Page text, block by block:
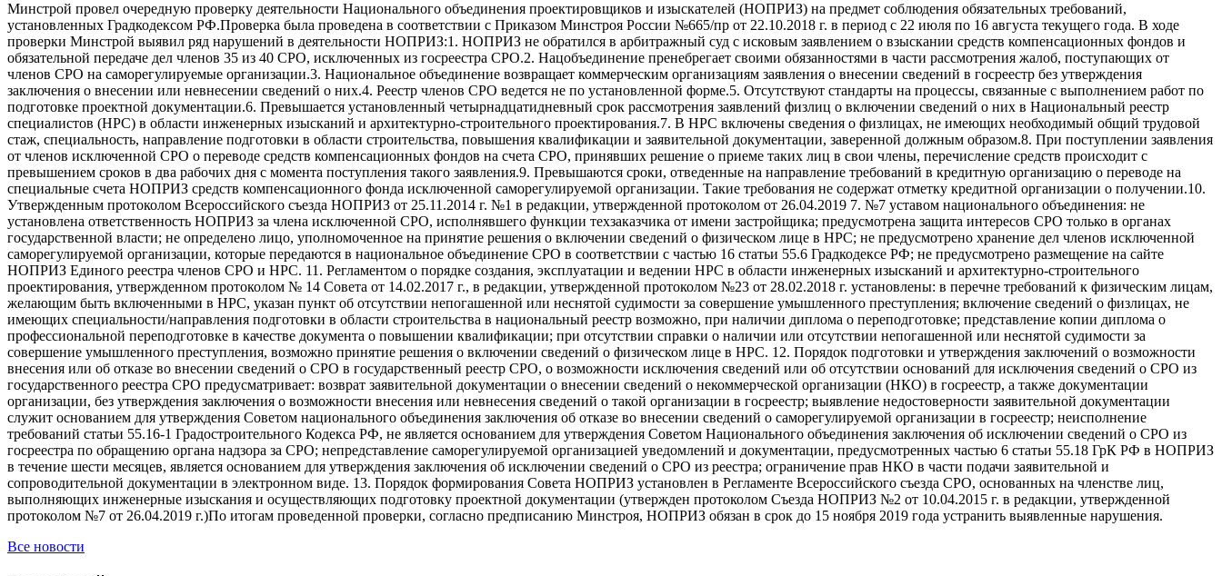
Минстрой провел очередную проверку деятельности Национального объединения проектировщиков и изыскателей (НОПРИЗ) на предмет соблюдения обязательных требований,
установленных Градкодексом РФ.Проверка была проведена в соответствии с Приказом Минстроя России №665/пр от 22.10.2018 г. в период с 22 июля по 16 августа текущего года. В ходе
проверки Минстрой выявил ряд нарушений в деятельности НОПРИЗ:1. НОПРИЗ не обратился в арбитражный суд с исковым заявлением о взыскании средств компенсационных фондов и
обязательной передаче дел членов 35 из 40 СРО, исключенных из госреестра СРО.2. Нацобъединение пренебрегает своими обязанностями в части рассмотрения жалоб, поступающих от
членов СРО на саморегулируемые организации.3. Национальное объединение возвращает коммерческим организациям заявления о внесении сведений в госреестр без утверждения
заключения о внесении или невнесении сведений о них.4. Реестр членов СРО ведется не по установленной форме.5. Отсутствуют стандарты на процессы, связанные с выполнением работ по
подготовке проектной документации.6. Превышается установленный четырнадцатидневный срок рассмотрения заявлений физлиц о включении сведений о них в Национальный реестр
специалистов (НРС) в области инженерных изысканий и архитектурно-строительного проектирования.7. В НРС включены сведения о физлицах, не имеющих необходимый общий трудовой
стаж, специальность, направление подготовки в области строительства, повышения квалификации и заявительной документации, заверенной должным образом.8. При поступлении заявления
от членов исключенной СРО о переводе средств компенсационных фондов на счета СРО, принявших решение о приеме таких лиц в свои члены, перечисление средств происходит с
превышением сроков в два рабочих дня с момента поступления такого заявления.9. Превышаются сроки, отведенные на направление требований в кредитную организацию о переводе на
специальные счета НОПРИЗ средств компенсационного фонда исключенной саморегулируемой организации. Такие требования не содержат отметку кредитной организации о получении.10.
Утвержденным протоколом Всероссийского съезда НОПРИЗ от 25.11.2014 г. №1 в редакции, утвержденной протоколом от 26.04.2019 7. №7 уставом национального объединения: не
установлена ответственность НОПРИЗ за члена исключенной СРО, исполнявшего функции техзаказчика от имени застройщика; предусмотрена защита интересов СРО только в органах
государственной власти; не определено лицо, уполномоченное на принятие решения о включении сведений о физическом лице в НРС; не предусмотрено хранение дел членов исключенной
саморегулируемой организации, которые передаются в национальное объединение СРО в соответствии с частью 16 статьи 55.6 Градкодексе РФ; не предусмотрено размещение на сайте
НОПРИЗ Единого реестра членов СРО и НРС. 11. Регламентом о порядке создания, эксплуатации и ведении НРС в области инженерных изысканий и архитектурно-строительного
проектирования, утвержденном протоколом № 14 Совета от 14.02.2017 г., в редакции, утвержденной протоколом №23 от 28.02.2018 г. установлены: в перечне требований к физическим лицам,
желающим быть включенными в НРС, указан пункт об отсутствии непогашенной или неснятой судимости за совершение умышленного преступления; включение сведений о физлицах, не
имеющих специальности/направления подготовки в области строительства в национальный реестр возможно, при наличии диплома о переподготовке; представление копии диплома о
профессиональной переподготовке в качестве документа о повышении квалификации; при отсутствии справки о наличии или отсутствии непогашенной или неснятой судимости за
совершение умышленного преступления, возможно принятие решения о включении сведений о физическом лице в НРС. 12. Порядок подготовки и утверждения заключений о возможности
внесения или об отказе во внесении сведений о СРО в государственный реестр СРО, о возможности исключения сведений или об отсутствии оснований для исключения сведений о СРО из
государственного реестра СРО предусматривает: возврат заявительной документации о внесении сведений о некоммерческой организации (НКО) в госреестр, а также документации
организации, без утверждения заключения о возможности внесения или невнесения сведений о такой организации в госреестр; выявление недостоверности заявительной документации
служит основанием для утверждения Советом национального объединения заключения об отказе во внесении сведений о саморегулируемой организации в госреестр; неисполнение
требований статьи 55.16-1 Градостроительного Кодекса РФ, не является основанием для утверждения Советом Национального объединения заключения об исключении сведений о СРО из
госреестра по обращению органа надзора за СРО; непредставление саморегулируемой организацией уведомлений и документации, предусмотренных частью 6 статьи 55.18 ГрК РФ в НОПРИЗ
в течение шести месяцев, является основанием для утверждения заключения об исключении сведений о СРО из реестра; ограничение прав НКО в части подачи заявительной и
сопроводительной документации в электронном виде. 13. Порядок формирования Совета НОПРИЗ установлен в Регламенте Всероссийского съезда СРО, основанных на членстве лиц,
выполняющих инженерные изыскания и осуществляющих подготовку проектной документации (утвержден протоколом Съезда НОПРИЗ №2 от 10.04.2015 г. в редакции, утвержденной
протоколом №7 от 26.04.2019 г.)По итогам проведенной проверки, согласно предписанию Минстроя, НОПРИЗ обязан в срок до 15 ноября 2019 года устранить выявленные нарушения.
Все новости